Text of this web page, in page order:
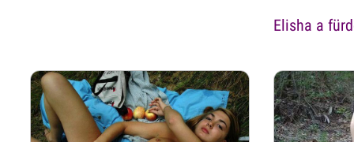
Elisha a